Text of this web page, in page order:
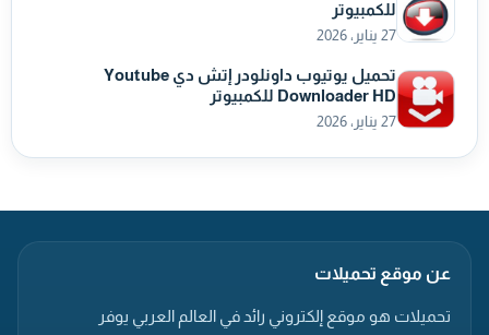
للكمبيوتر
27 يناير، 2026
تحميل يوتيوب داونلودر إتش دي Youtube
Downloader HD للكمبيوتر
27 يناير، 2026
عن موقع تحميلات
تحميلات هو موقع إلكتروني رائد في العالم العربي يوفر